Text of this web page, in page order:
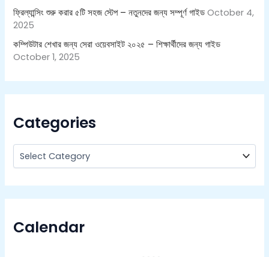
ফ্রিল্যান্সিং শুরু করার ৫টি সহজ স্টেপ – নতুনদের জন্য সম্পূর্ণ গাইড October 4,
2025
কম্পিউটার শেখার জন্য সেরা ওয়েবসাইট ২০২৫ – শিক্ষার্থীদের জন্য গাইড
October 1, 2025
Categories
Calendar